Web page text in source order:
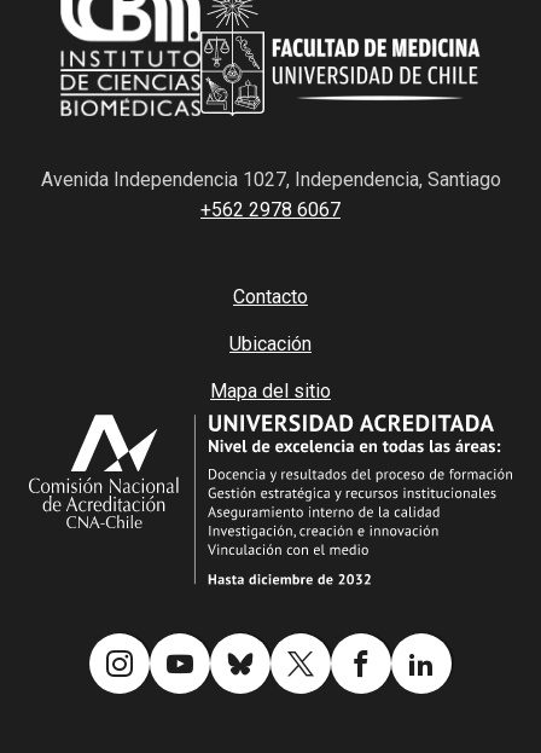
Avenida Independencia 1027, Independencia, Santiago
+562 2978 6067
Contacto
Ubicación
Mapa del sitio